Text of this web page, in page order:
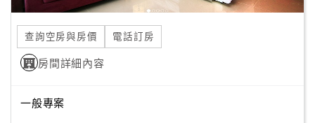
合
作
提
案
查詢空房與房價 電話訂房
房間詳細內容
一般專案